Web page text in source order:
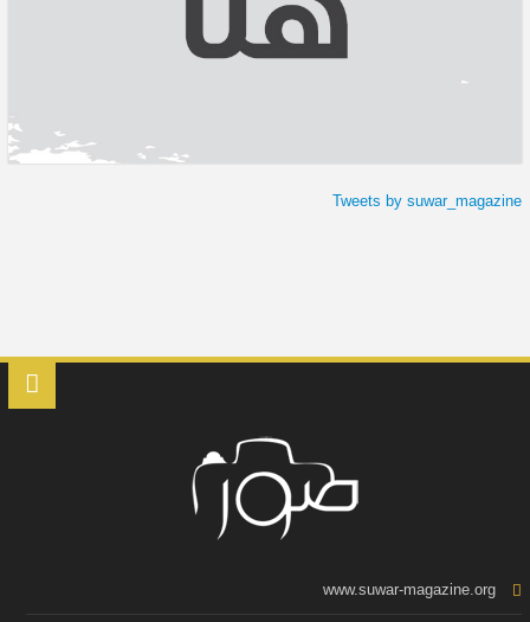
Tweets by suwar_magazine
www.suwar-magazine.org